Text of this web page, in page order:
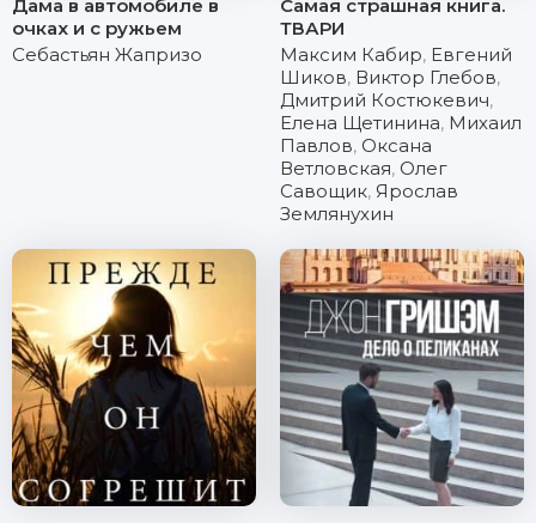
Дама в автомобиле в
очках и с ружьем
Себастьян Жапризо
Самая страшная книга.
ТВАРИ
Максим Кабир, Евгений
Шиков, Виктор Глебов,
Дмитрий Костюкевич,
Елена Щетинина, Михаил
Павлов, Оксана
Ветловская, Олег
Савощик, Ярослав
Землянухин